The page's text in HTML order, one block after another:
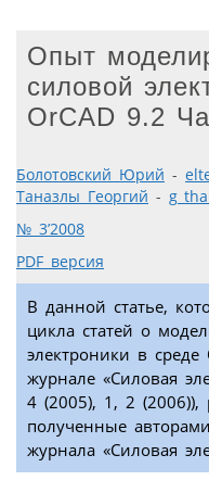
Опыт
силовой
OrCAD 9.2
Болотовский Юрий -
Таназлы Георгий -
№ 3’2008
PDF версия
В данной статье,
цикла статей о
электроники в
журнале «Силовая
4 (2005), 1, 2 (2006)),
полученные
журнала «Силовая